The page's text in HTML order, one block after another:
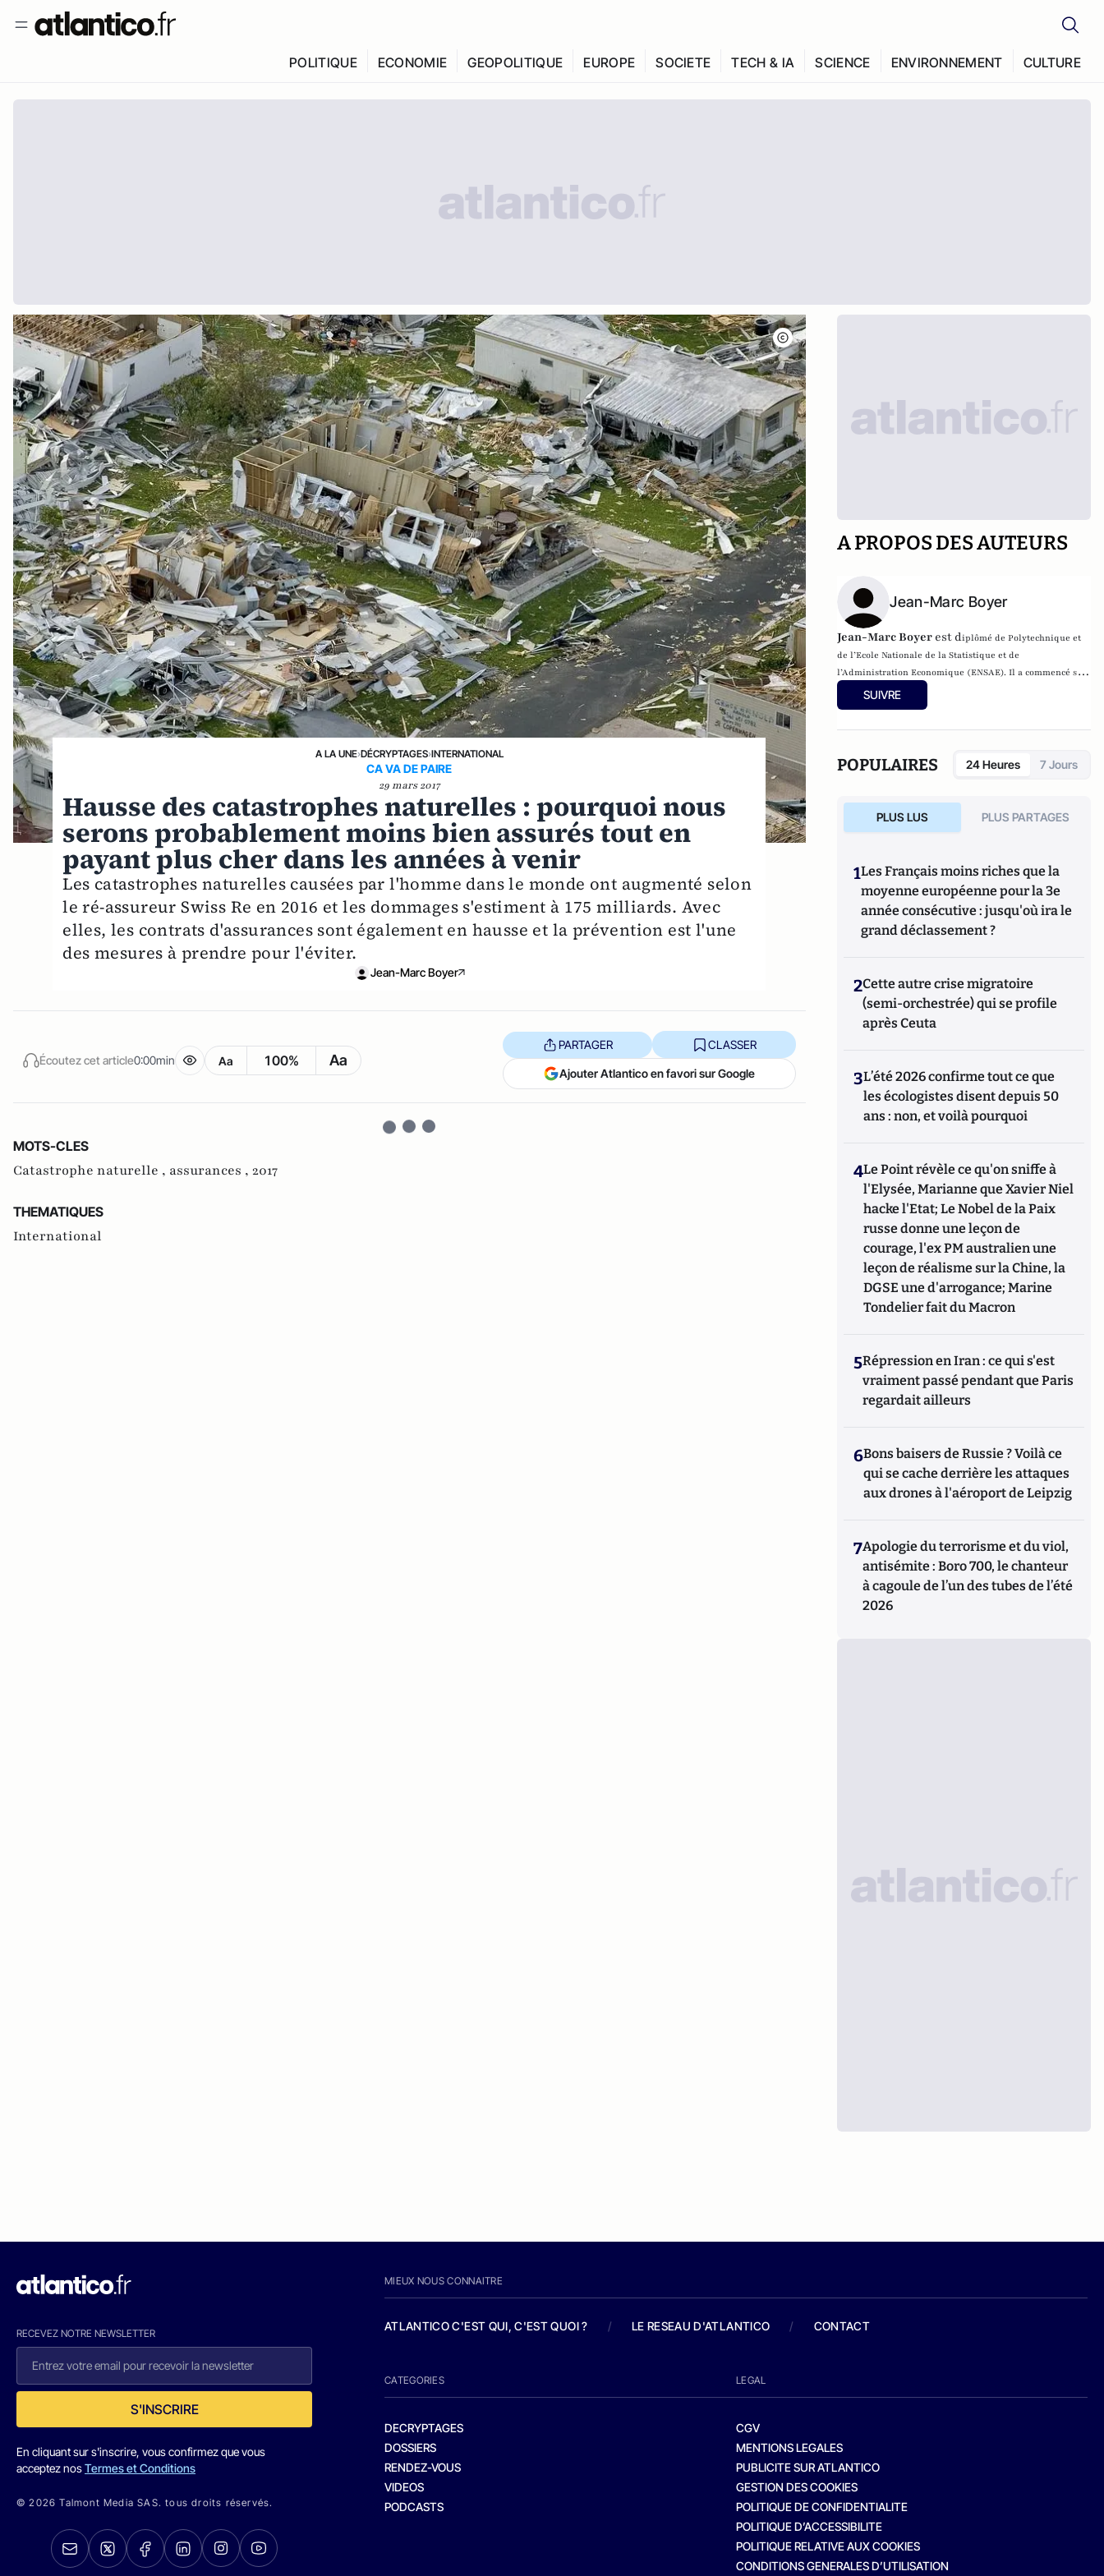
POLITIQUE ECONOMIE GEOPOLITIQUE EUROPE SOCIETE TECH & IA SCIENCE ENVIRONNEMENT CULTURE
A LA UNE›DÉCRYPTAGES›INTERNATIONAL
CA VA DE PAIRE
29 mars 2017
Hausse des catastrophes naturelles : pourquoi nous
serons probablement moins bien assurés tout en
payant plus cher dans les années à venir
Les catastrophes naturelles causées par l'homme dans le monde ont augmenté selon
le ré-assureur Swiss Re en 2016 et les dommages s'estiment à 175 milliards. Avec
elles, les contrats d'assurances sont également en hausse et la prévention est l'une
des mesures à prendre pour l'éviter.
Jean-Marc Boyer
Écoutez cet article0:00min Aa 100% Aa
PARTAGER CLASSER
Ajouter Atlantico en favori sur Google
MOTS-CLES
Catastrophe naturelle , assurances , 2017
THEMATIQUES
International
A PROPOS DES AUTEURS
Jean-Marc Boyer
Jean-Marc Boyer est diplômé de Polytechnique et
de l’Ecole Nationale de la Statistique et de
l’Administration Economique (ENSAE). Il a commencé sa
carrière en tant que commissaire contrôleur des
assurances puis a occupé différentes fonctions à
est cofondateur de GLM et de la Gazette de l’Assurance.
SUIVRE
POPULAIRES 24 Heures 7 Jours
PLUS LUS PLUS PARTAGES
1Les Français moins riches que la
moyenne européenne pour la 3e
année consécutive : jusqu'où ira le
grand déclassement ?
2Cette autre crise migratoire
(semi-orchestrée) qui se profile
après Ceuta
3L’été 2026 confirme tout ce que
les écologistes disent depuis 50
ans : non, et voilà pourquoi
4Le Point révèle ce qu'on sniffe à
l'Elysée, Marianne que Xavier Niel
hacke l'Etat; Le Nobel de la Paix
russe donne une leçon de
courage, l'ex PM australien une
leçon de réalisme sur la Chine, la
DGSE une d'arrogance; Marine
Tondelier fait du Macron
5Répression en Iran : ce qui s'est
vraiment passé pendant que Paris
regardait ailleurs
6Bons baisers de Russie ? Voilà ce
qui se cache derrière les attaques
aux drones à l'aéroport de Leipzig
7Apologie du terrorisme et du viol,
antisémite : Boro 700, le chanteur
à cagoule de l’un des tubes de l’été
2026
RECEVEZ NOTRE NEWSLETTER
S'INSCRIRE
En cliquant sur s'inscrire, vous confirmez que vous
acceptez nosTermes et Conditions
© 2026 Talmont Media SAS. tous droits réservés.
MIEUX NOUS CONNAITRE
ATLANTICO C'EST QUI, C'EST QUOI ? / LE RESEAU D'ATLANTICO / CONTACT
CATEGORIES
DECRYPTAGES
DOSSIERS
RENDEZ-VOUS
VIDEOS
PODCASTS
LEGAL
CGV
MENTIONS LEGALES
PUBLICITE SUR ATLANTICO
GESTION DES COOKIES
POLITIQUE DE CONFIDENTIALITE
POLITIQUE D’ACCESSIBILITE
POLITIQUE RELATIVE AUX COOKIES
CONDITIONS GENERALES D’UTILISATION